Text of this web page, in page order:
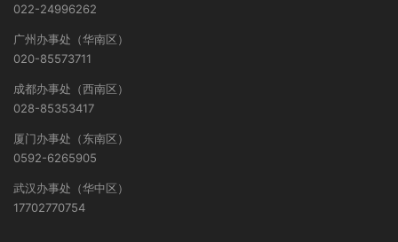
022-24996262
广州办事处（华南区）
020-85573711
成都办事处（西南区）
028-85353417
厦门办事处（东南区）
0592-6265905
武汉办事处（华中区）
17702770754